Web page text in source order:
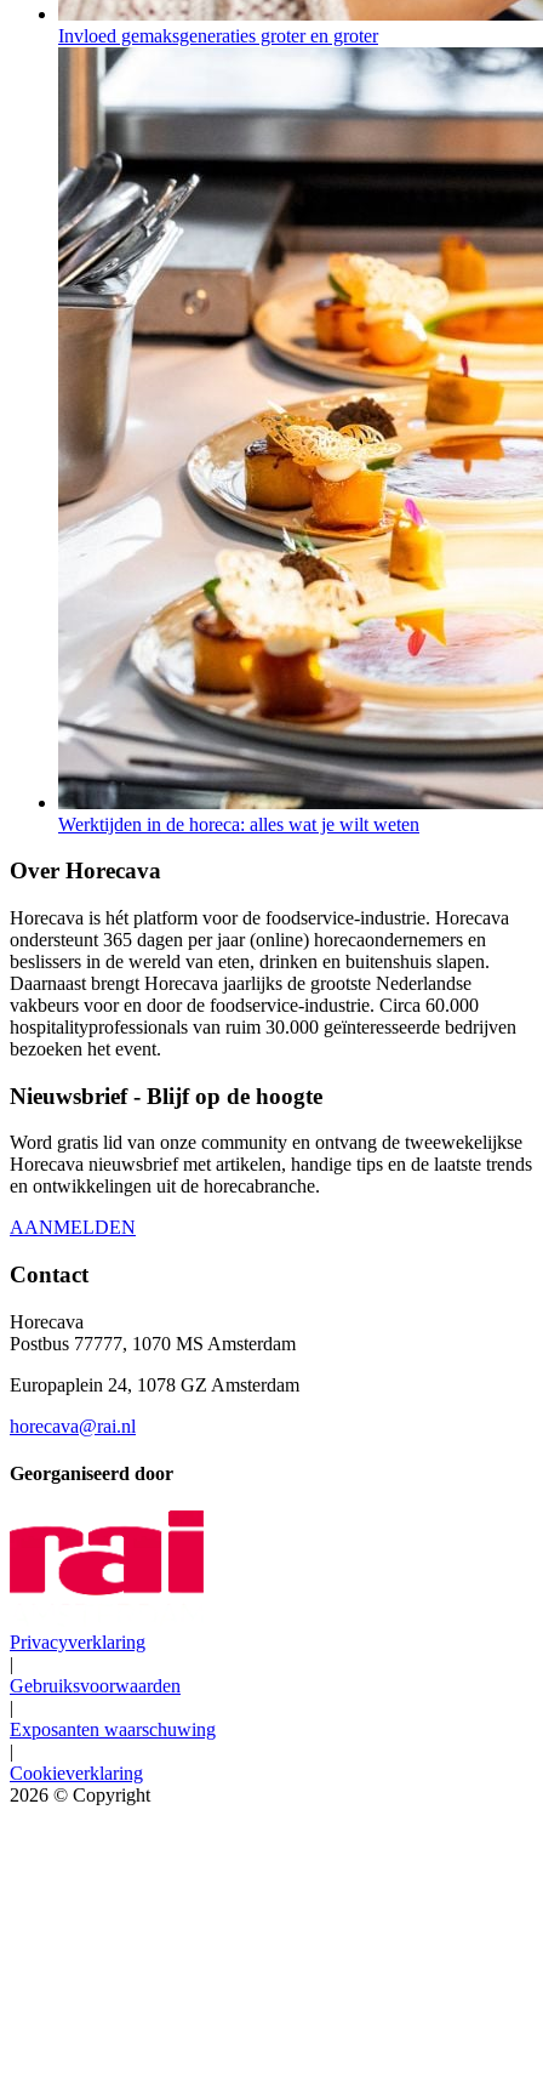
Invloed gemaksgeneraties groter en groter
Werktijden in de horeca: alles wat je wilt weten
Over Horecava
Horecava is hét platform voor de foodservice-industrie. Horecava
ondersteunt 365 dagen per jaar (online) horecaondernemers en
beslissers in de wereld van eten, drinken en buitenshuis slapen.
Daarnaast brengt Horecava jaarlijks de grootste Nederlandse
vakbeurs voor en door de foodservice-industrie. Circa 60.000
hospitalityprofessionals van ruim 30.000 geïnteresseerde bedrijven
bezoeken het event.
Nieuwsbrief - Blijf op de hoogte
Word gratis lid van onze community en ontvang de tweewekelijkse
Horecava nieuwsbrief met artikelen, handige tips en de laatste trends
en ontwikkelingen uit de horecabranche.
AANMELDEN
Contact
Horecava
Postbus 77777, 1070 MS Amsterdam
Europaplein 24, 1078 GZ Amsterdam
horecava@rai.nl
Georganiseerd door
Privacyverklaring
|
Gebruiksvoorwaarden
|
Exposanten waarschuwing
|
Cookieverklaring
2026 © Copyright